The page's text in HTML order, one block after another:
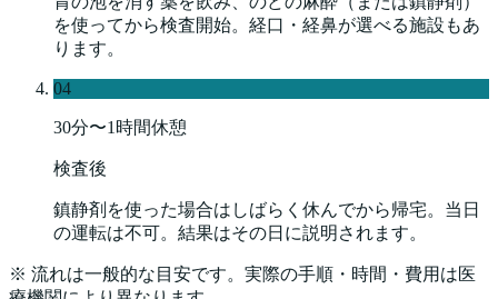
を使ってから検査開始。経口・経鼻が選べる施設もあ
ります。
04
30分〜1時間休憩
検査後
鎮静剤を使った場合はしばらく休んでから帰宅。当日
の運転は不可。結果はその日に説明されます。
※ 流れは一般的な目安です。実際の手順・時間・費用は医